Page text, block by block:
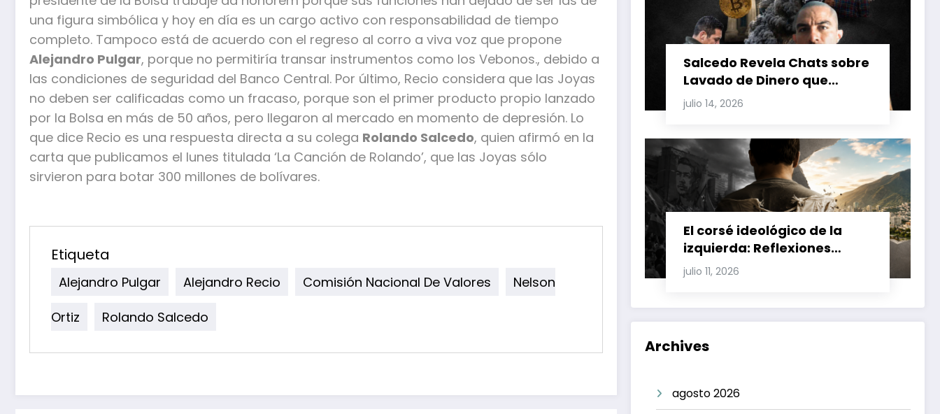
una figura simbólica y hoy en día es un cargo activo con responsabilidad de tiempo
completo. Tampoco está de acuerdo con el regreso al corro a viva voz que propone
Alejandro Pulgar, porque no permitiría transar instrumentos como los Vebonos., debido a
las condiciones de seguridad del Banco Central. Por último, Recio considera que las Joyas
no deben ser calificadas como un fracaso, porque son el primer producto propio lanzado
por la Bolsa en más de 50 años, pero llegaron al mercado en momento de depresión. Lo
que dice Recio es una respuesta directa a su colega Rolando Salcedo, quien afirmó en la
carta que publicamos el lunes titulada ‘La Canción de Rolando’, que las Joyas sólo
sirvieron para botar 300 millones de bolívares.
Etiqueta
Alejandro Pulgar Alejandro Recio Comisión Nacional De Valores
Nelson
Ortiz
Rolando Salcedo
Salcedo Revela Chats sobre
Lavado de Dinero que
Involucran a Glas, Correa y
Juan Fernando Petro en el
julio 14, 2026
El corsé ideológico de la
izquierda: Reflexiones
sobre el fracaso chavista y
la crisis moral en América
julio 11, 2026
Archives
agosto 2026